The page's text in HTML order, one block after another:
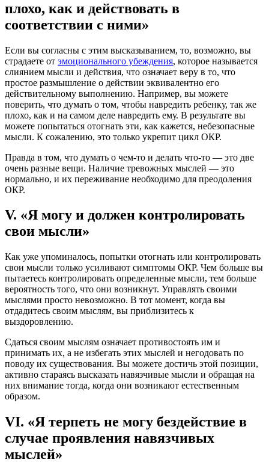
плохо, как и действовать в
соответствии с ними»
Если вы согласны с этим высказыванием, то, возможно, вы
страдаете от эмоционального убеждения, которое называется
слиянием мысли и действия, что означает веру в то, что
простое размышление о действии эквивалентно его
действительному выполнению. Например, вы можете
поверить, что думать о том, чтобы навредить ребенку, так же
плохо, как и на самом деле навредить ему. В результате вы
можете попытаться отогнать эти, как кажется, небезопасные
мысли. К сожалению, это только укрепит цикл ОКР.
Правда в том, что думать о чем-то и делать что-то — это две
очень разные вещи. Наличие тревожных мыслей — это
нормально, и их переживание необходимо для преодоления
ОКР.
V. «Я могу и должен контролировать
свои мысли»
Как уже упоминалось, попытки отогнать или контролировать
свои мысли только усиливают симптомы ОКР. Чем больше вы
пытаетесь контролировать определенные мысли, тем больше
вероятность того, что они возникнут. Управлять своими
мыслями просто невозможно. В тот момент, когда вы
отдадитесь своим мыслям, вы приблизитесь к
выздоровлению.
Сдаться своим мыслям означает противостоять им и
принимать их, а не избегать этих мыслей и негодовать по
поводу их существования. Вы можете достичь этой позиции,
активно стараясь высказать навязчивые мысли и обращая на
них внимание тогда, когда они возникают естественным
образом.
VI. «Я терпеть не могу бездействие в
случае проявления навязчивых
мыслей»